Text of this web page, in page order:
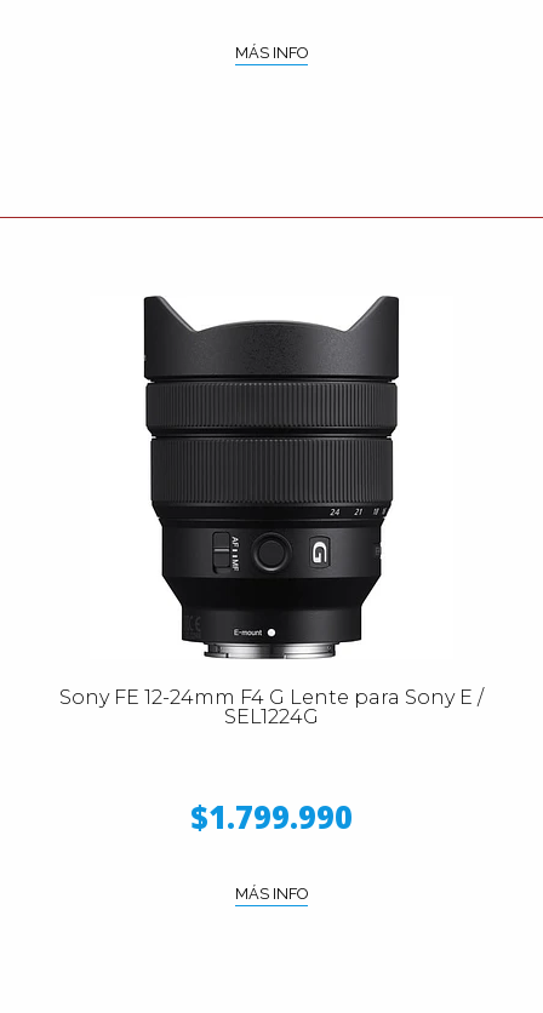
MÁS INFO
Sony FE 12-24mm F4 G Lente para Sony E /
SEL1224G
$1.799.990
MÁS INFO